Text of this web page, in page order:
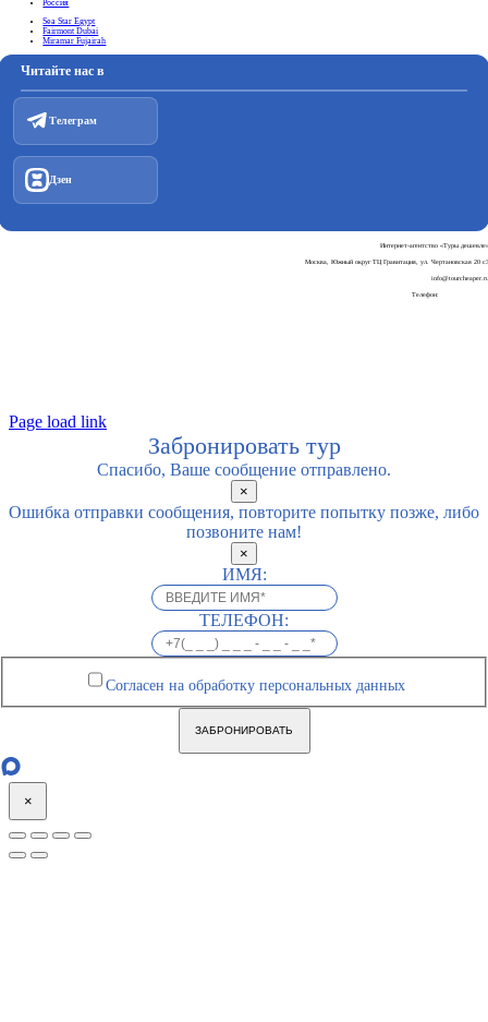
Россия
Sea Star Egypt
Fairmont Dubai
Miramar Fujairah
Читайте нас в
Телеграм
Дзен
Интернет-агентство «Туры дешевле»
Москва, Южный округ ТЦ Гравитация, ул. Чертановская 20 с3
info@tourcheaper.ru
Телефон:
Page load link
Забронировать тур
Спасибо, Ваше сообщение отправлено.
×
Ошибка отправки сообщения, повторите попытку позже, либо
позвоните нам!
×
ИМЯ:
ТЕЛЕФОН:
Согласен на обработку персональных данных
ЗАБРОНИРОВАТЬ
×